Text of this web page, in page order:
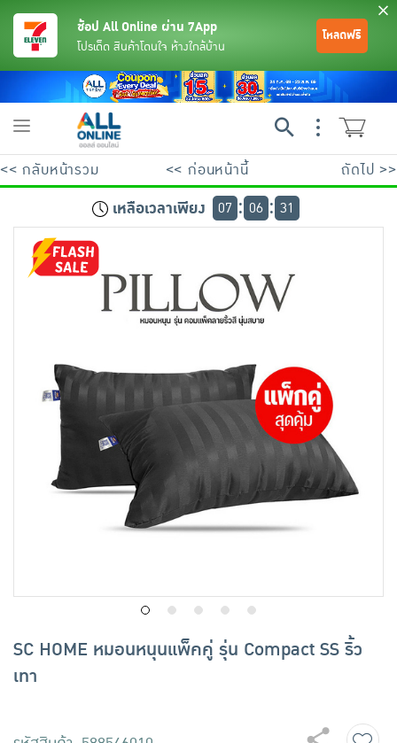
เครื่องดื่มและผงชงดื่ม
เครื่องปรุงรสและของแห้ง
ขนมขบเคี้ยว และช็อคโกแลต
อาหารสด ผัก ผลไม้และเบเกอรี่
พระเครื่อง test pop
ช้อป All Online ผ่าน 7App
โปรเด็ด สินค้าโดนใจ ห้างใกล้บ้าน
โหลดฟรี
Toggle
<< กลับหน้ารวม << ก่อนหน้านี้ ถัดไป >>
เหลือเวลาเพียง 07 06 31
SC HOME หมอนหนุนแพ็คคู่ รุ่น Compact SS ริ้ว
เทา